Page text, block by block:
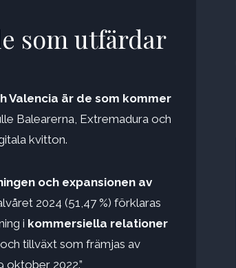
som utfärdar
Valencia är de som kommer
Balearerna, Extremadura och
kvitton.
och expansionen av
2024 (51,47 %) förklaras
i kommersiella relationer
tillväxt som främjas av
oktober 2022.”